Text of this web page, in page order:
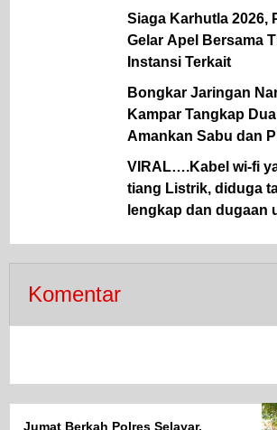
Siaga Karhutla 2026,
Gelar Apel Bersama
Instansi Terkait
Bongkar Jaringan
Kampar Tangkap
Amankan Sabu dan
VIRAL….Kabel wi-fi
tiang Listrik, diduga
lengkap dan dugaan
Komentar
Jumat Berkah Polres Selayar,